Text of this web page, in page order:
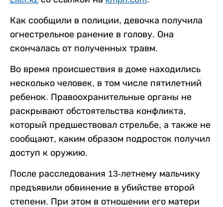
Как сообщили в полиции, девочка получила
огнестрельное ранение в голову. Она
скончалась от полученных травм.
Во время происшествия в доме находились
несколько человек, в том числе пятилетний
ребенок. Правоохранительные органы не
раскрывают обстоятельства конфликта,
который предшествовал стрельбе, а также не
сообщают, каким образом подросток получил
доступ к оружию.
После расследования 13-летнему мальчику
предъявили обвинение в убийстве второй
степени. При этом в отношении его матери